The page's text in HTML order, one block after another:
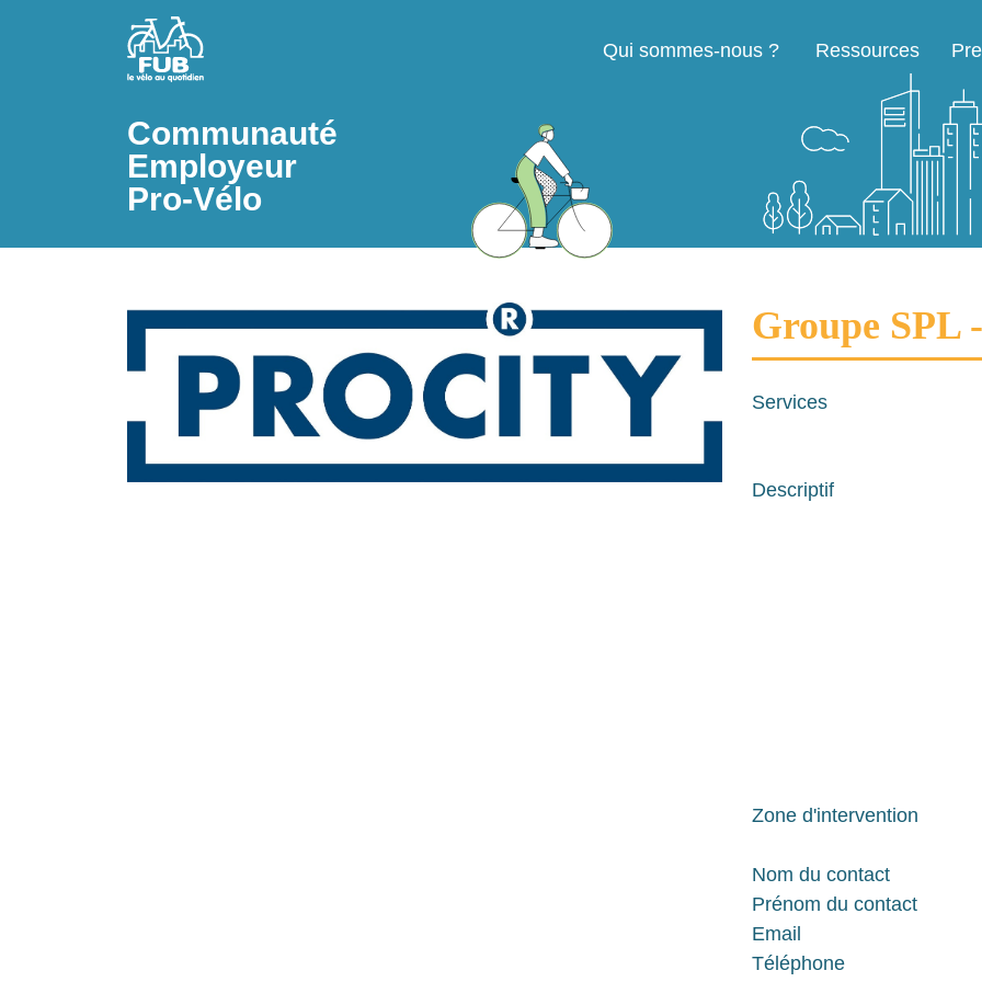
Aller au contenu principal
Navigation principale
Qui sommes-nous ? Ressources
Communauté
Employeur
Pro-Vélo
Groupe SPL
Services
Descriptif
Zone d'intervention
Nom du contact
Prénom du contact
Email
Téléphone